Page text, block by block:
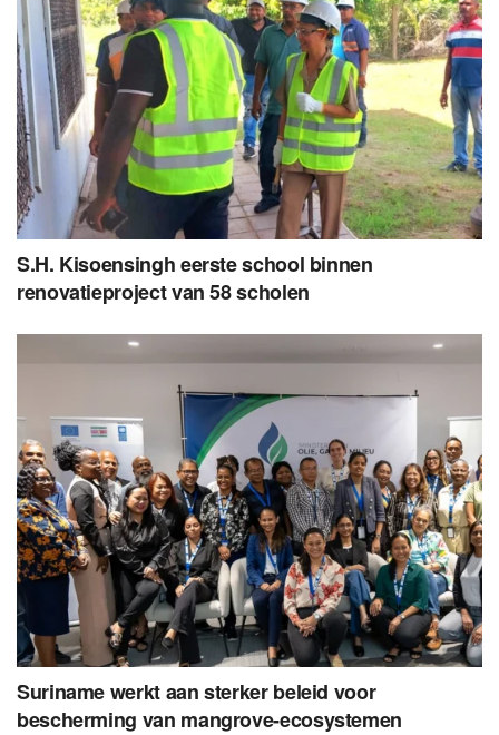
S.H. Kisoensingh eerste school binnen
renovatieproject van 58 scholen
Suriname werkt aan sterker beleid voor
bescherming van mangrove-ecosystemen